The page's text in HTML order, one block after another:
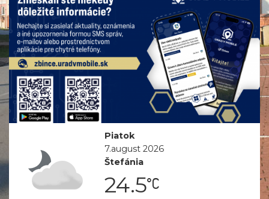
Piatok
7.august 2026
Štefánia
24.5